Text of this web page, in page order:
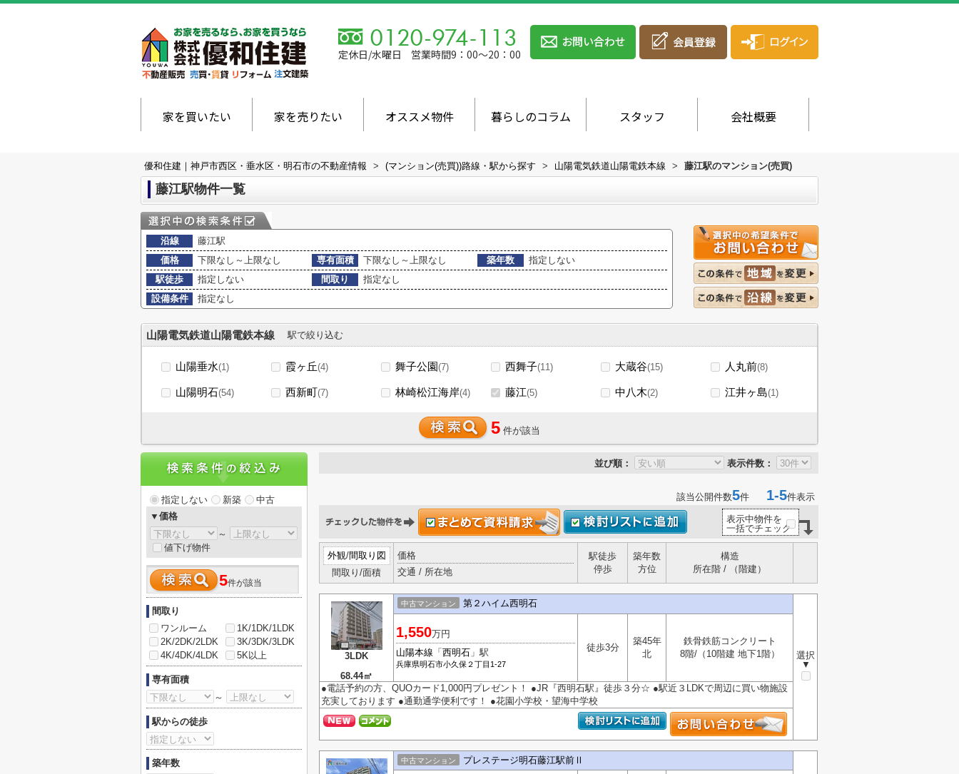
定休日/水曜日 営業時間9：00～20：00
家を買いたい 家を売りたい オススメ物件 暮らしのコラム スタッフ 会社概要
優和住建｜神戸市西区・垂水区・明石市の不動産情報 > (マンション(売買))路線・駅から探す > 山陽電気鉄道山陽電鉄本線 > 藤江駅のマンション(売買)
藤江駅物件一覧
沿線
藤江駅
価格
下限なし～上限なし 専有面積 下限なし～上限なし 築年数
指定しない
駅徒歩
指定しない 間取り
指定なし
設備条件
指定なし
山陽電気鉄道山陽電鉄本線 駅で絞り込む
山陽垂水(1) 霞ヶ丘(4) 舞子公園(7) 西舞子(11) 大蔵谷(15) 人丸前(8)
山陽明石(54) 西新町(7) 林崎松江海岸(4) 藤江(5) 中八木(2) 江井ヶ島(1)
5 件が該当
並び順： 表示件数：
該当公開件数5件 1-5件表示
表示中物件を
一括でチェック
外観/間取り図
間取り/面積
価格
交通 / 所在地
駅徒歩
停歩
築年数
方位
構造
所在階 / （階建）
3LDK
68.44㎡
中古マンション 第２ハイム西明石
選択
▼
1,550万円
山陽本線 「 西明石 」駅
兵庫県明石市小久保 ２丁目1-27
徒歩3分
築45年
北
鉄骨鉄筋コンクリート
8階/（10階建 地下1階）
●電話予約の方、QUOカード1,000円プレゼント！ ●JR『西明石駅』徒歩３分☆ ●駅近３LDKで周辺に買い物施設
充実しております ●通勤通学便利です！ ●花園小学校・望海中学校
中古マンション プレステージ明石藤江駅前Ⅱ
指定しない 新築
中古
▼価格
～
値下げ物件
5件が該当
間取り
ワンルーム
1K/1DK/1LDK
2K/2DK/2LDK
3K/3DK/3LDK
4K/4DK/4LDK
5K以上
専有面積
～
駅からの徒歩
築年数